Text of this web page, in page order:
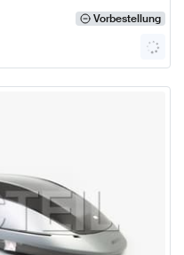
Vorbestellung